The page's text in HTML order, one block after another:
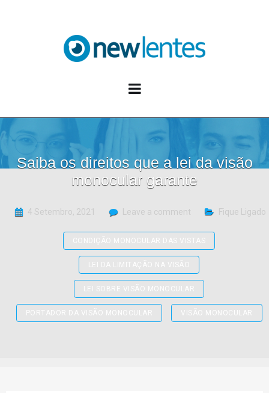
Saiba os direitos que a lei da visão
monocular garante
4 Setembro, 2021 Leave a comment Fique Ligado
CONDIÇÃO MONOCULAR DAS VISTAS
LEI DA LIMITAÇÃO NA VISÃO
LEI SOBRE VISÃO MONOCULAR
PORTADOR DA VISÃO MONOCULAR VISÃO MONOCULAR